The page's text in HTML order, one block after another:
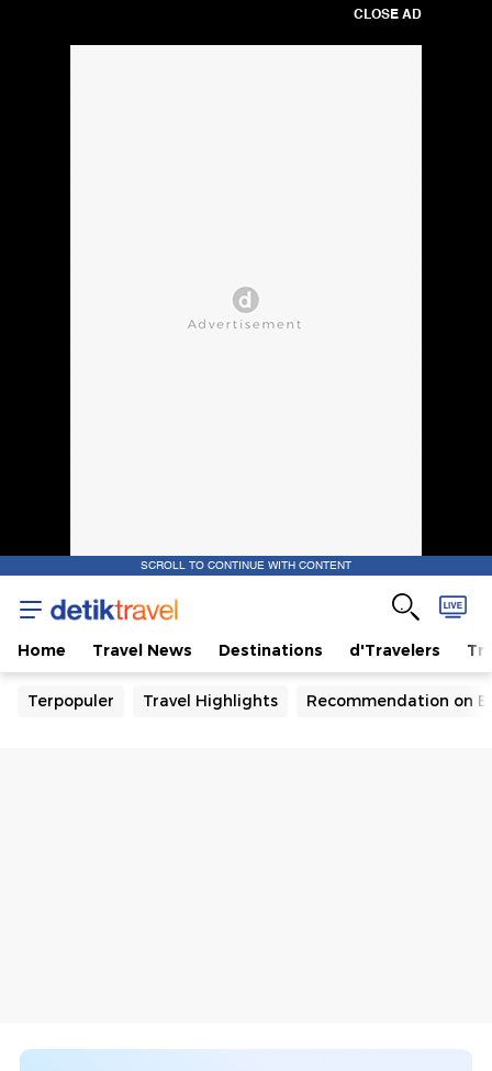
CLOSE AD
SCROLL TO CONTINUE WITH CONTENT
Home Travel News Destinations d'Travelers
Terpopuler Travel Highlights Recommendation on